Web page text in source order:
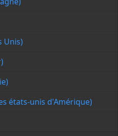
Unis)
états-unis d'Amérique)